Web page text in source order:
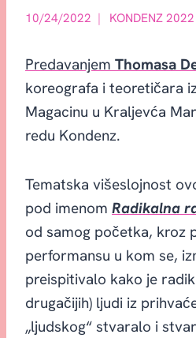
10/24/2022 KONDENZ 2022
Predavanjem Thomasa
koreografa i teoretičara
Magacinu u Kraljevća
redu Kondenz.
Tematska višeslojnost
pod imenom Radikalna
od samog početka, kroz
performansu u kom se,
preispitivalo kako je
drugačijih) ljudi iz
„ljudskog“ stvaralo i